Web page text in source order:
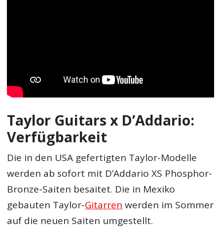
Taylor Guitars x D’Addario:
Verfügbarkeit
Die in den USA gefertigten Taylor-Modelle
werden ab sofort mit D’Addario XS Phosphor-
Bronze-Saiten besaitet. Die in Mexiko
gebauten Taylor-Gitarren werden im Sommer
auf die neuen Saiten umgestellt.